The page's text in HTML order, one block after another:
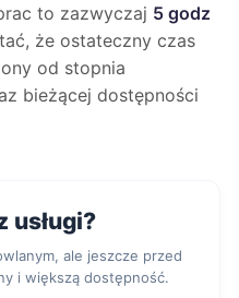
to zazwyczaj 5 godz
że ostateczny czas
od stopnia
bieżącej dostępności
usługi?
ale jeszcze przed
i większą dostępność.